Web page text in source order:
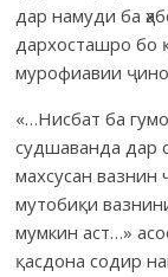
дар намуди ба
дархосташро бо
мурофиавии
«…Нисбат ба
судшаванда дар
махсусан вазнин
мутобиқи
мумкин аст…»
қасдона содир